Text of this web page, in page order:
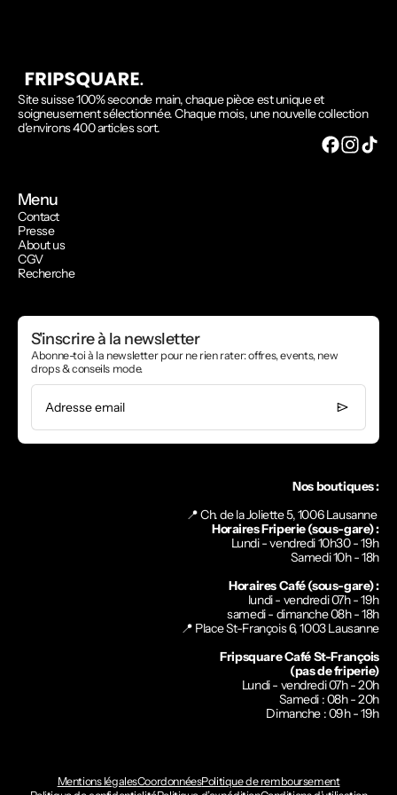
Site suisse 100% seconde main, chaque pièce est unique et
soigneusement sélectionnée. Chaque mois, une nouvelle collection
d'environs 400 articles sort.
Menu
Contact
Presse
About us
CGV
Recherche
S'inscrire à la newsletter
Abonne-toi à la newsletter pour ne rien rater: offres, events, new
drops & conseils mode.
Adresse email
Nos boutiques :
📍 Ch. de la Joliette 5, 1006 Lausanne
Horaires Friperie (sous-gare) :
Lundi - vendredi 10h30 - 19h
Samedi 10h - 18h
Horaires Café (sous-gare) :
lundi - vendredi 07h - 19h
samedi - dimanche 08h - 18h
📍 Place St-François 6, 1003 Lausanne
Fripsquare Café St-François
(pas de friperie)
Lundi - vendredi 07h - 20h
Samedi : 08h - 20h
Dimanche : 09h - 19h
Mentions légalesCoordonnéesPolitique de remboursement